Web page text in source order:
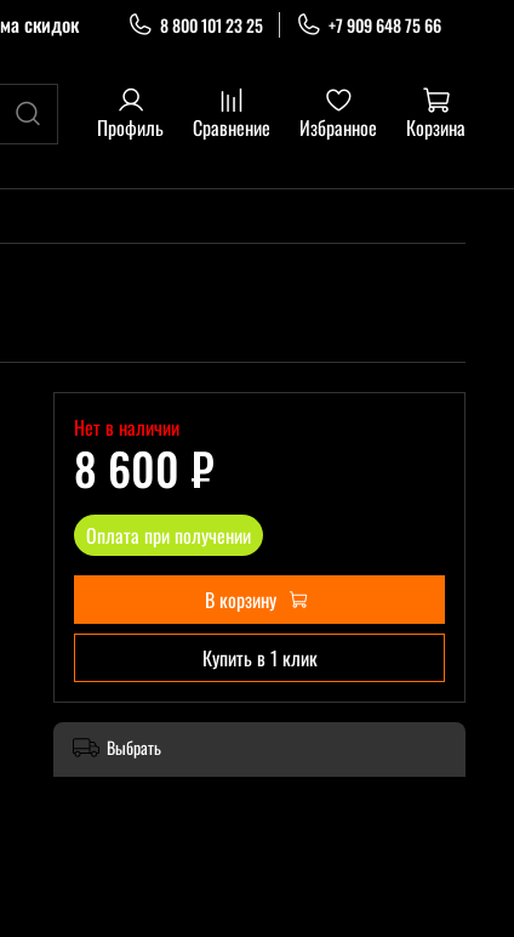
скидок 8 800 101 23 25 +7 909 648 75 66
Профиль Сравнение Избранное Корзина
Нет в наличии
8 600 ₽
Оплата при получении
В корзину
Купить в 1 клик
Выбрать